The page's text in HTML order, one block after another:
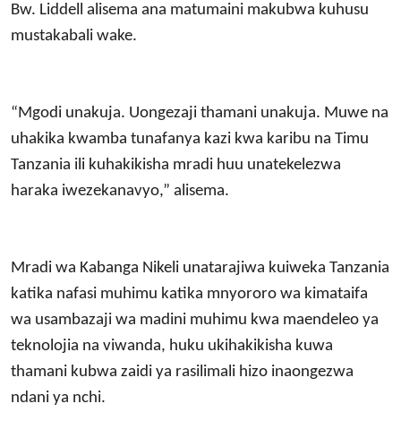
Bw. Liddell alisema ana matumaini makubwa kuhusu
mustakabali wake.
“Mgodi unakuja. Uongezaji thamani unakuja. Muwe na
uhakika kwamba tunafanya kazi kwa karibu na Timu
Tanzania ili kuhakikisha mradi huu unatekelezwa
haraka iwezekanavyo,” alisema.
Mradi wa Kabanga Nikeli unatarajiwa kuiweka Tanzania
katika nafasi muhimu katika mnyororo wa kimataifa
wa usambazaji wa madini muhimu kwa maendeleo ya
teknolojia na viwanda, huku ukihakikisha kuwa
thamani kubwa zaidi ya rasilimali hizo inaongezwa
ndani ya nchi.